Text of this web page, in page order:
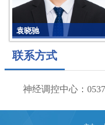
袁晓驰
济宁市神经调控重点实验室
联系方式
神经调控中心：